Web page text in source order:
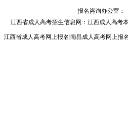
报名咨询办公室：
江西省成人高考招生信息网： 江西成人高考
江西省成人高考网上报名|南昌成人高考网上报